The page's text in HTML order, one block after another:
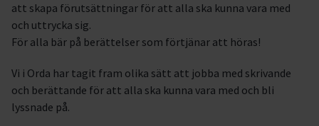
att skapa förutsättningar för att alla ska kunna vara med
och uttrycka sig.
För alla bär på berättelser som förtjänar att höras!
Vi i Orda har tagit fram olika sätt att jobba med skrivande
och berättande för att alla ska kunna vara med och bli
lyssnade på.